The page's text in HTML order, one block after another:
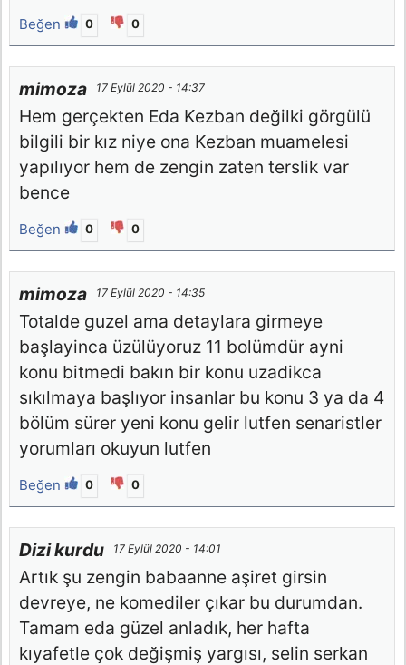
Beğen 0 0
mimoza 17 Eylül 2020 - 14:37
Hem gerçekten Eda Kezban değilki görgülü
bilgili bir kız niye ona Kezban muamelesi
yapılıyor hem de zengin zaten terslik var
bence
Beğen 0 0
mimoza 17 Eylül 2020 - 14:35
Totalde guzel ama detaylara girmeye
başlayinca üzülüyoruz 11 bolümdür ayni
konu bitmedi bakın bir konu uzadikca
sıkılmaya başlıyor insanlar bu konu 3 ya da 4
bölüm sürer yeni konu gelir lutfen senaristler
yorumları okuyun lutfen
Beğen 0 0
Dizi kurdu 17 Eylül 2020 - 14:01
Artık şu zengin babaanne aşiret girsin
devreye, ne komediler çıkar bu durumdan.
Tamam eda güzel anladık, her hafta
kıyafetle çok değişmiş yargısı, selin serkan